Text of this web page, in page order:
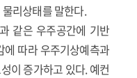
리상태를 말한다.
같은 우주공간에 기반
따라 우주기상예측과
이 증가하고 있다. 예컨